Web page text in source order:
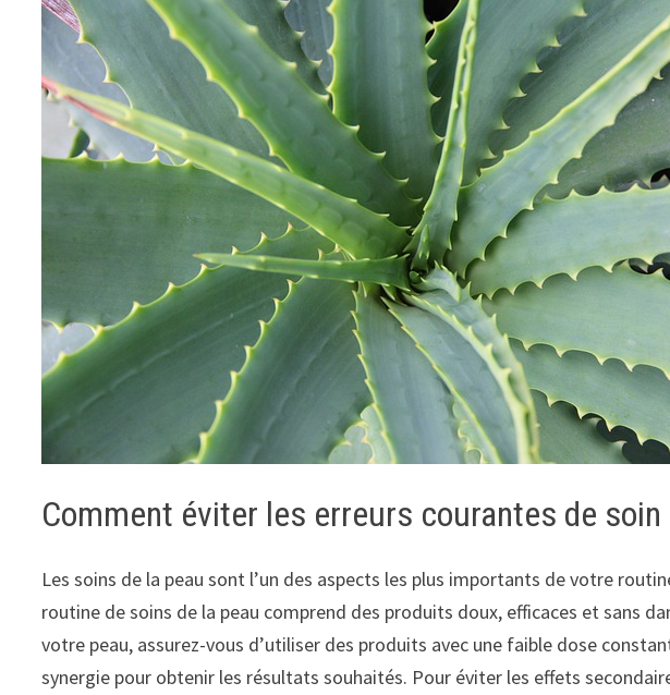
Comment éviter les erreurs courantes de soin
Les soins de la peau sont l’un des aspects les plus importants de votre
routine de soins de la peau comprend des produits doux, efficaces et sans
votre peau, assurez-vous d’utiliser des produits avec une faible dose
synergie pour obtenir les résultats souhaités. Pour éviter les effets